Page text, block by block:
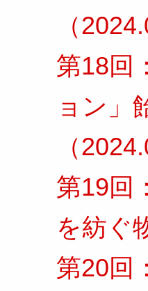
（
第18回
ョン」
（
第19回
を紡ぐ
第20回